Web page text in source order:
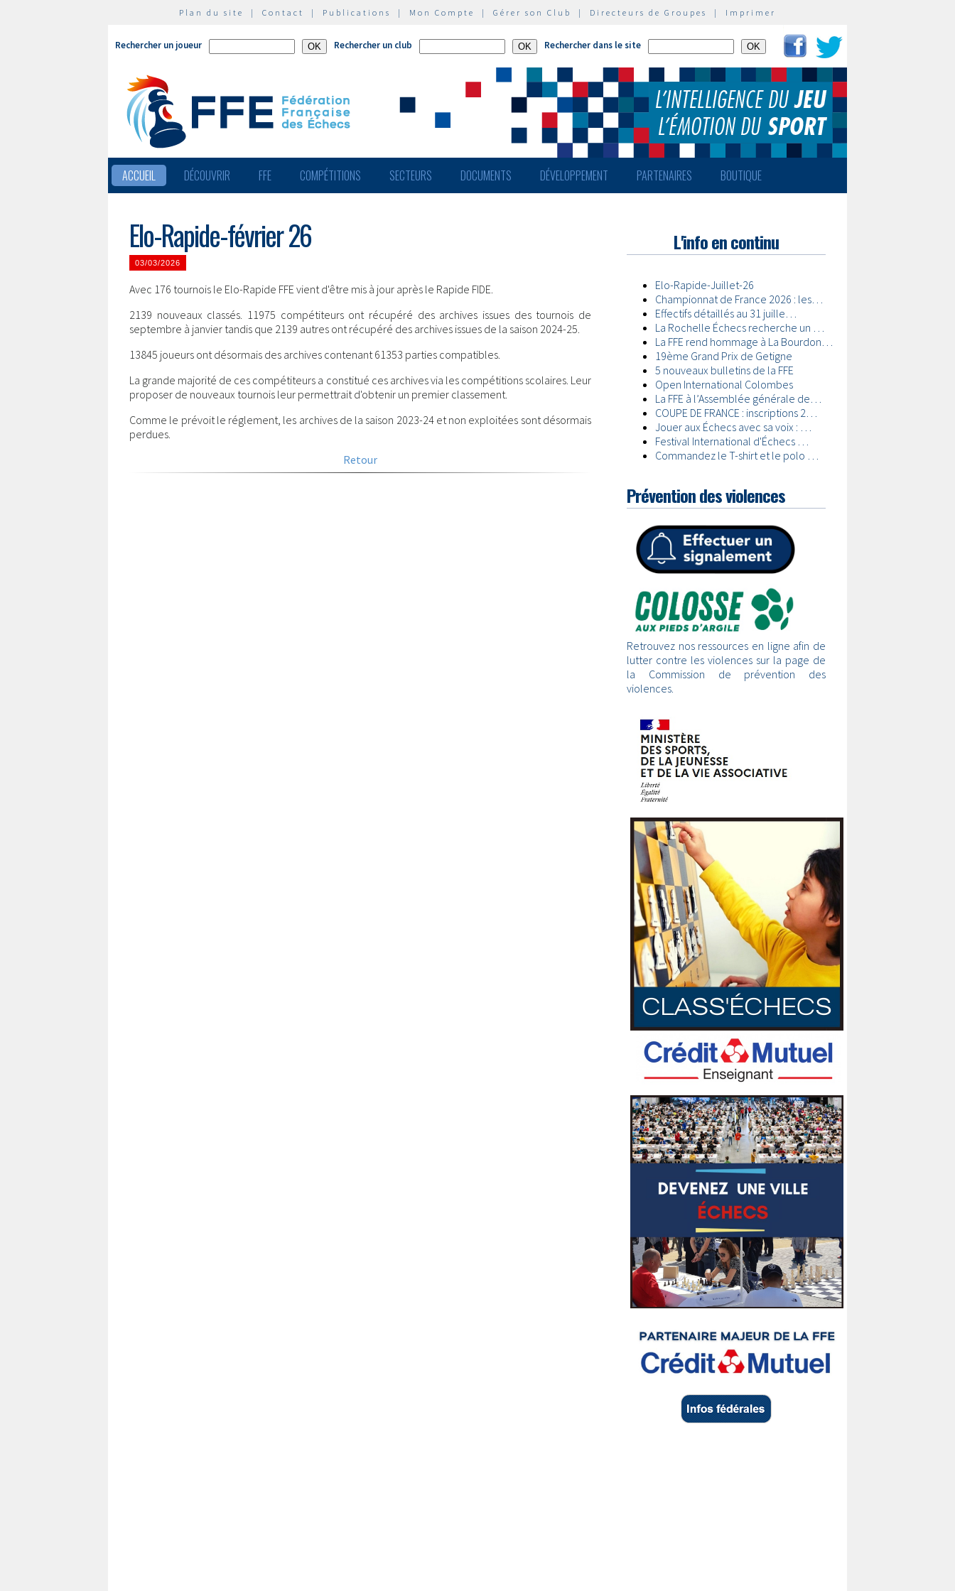
Plan du site | Contact | Publications | Mon Compte | Gérer son Club | Directeurs de Groupes | Imprimer
Rechercher un joueur Rechercher un club Rechercher dans le site
ACCUEIL DÉCOUVRIR FFE COMPÉTITIONS SECTEURS DOCUMENTS DÉVELOPPEMENT PARTENAIRES BOUTIQUE
Elo-Rapide-février 26
03/03/2026
Avec 176 tournois le Elo-Rapide FFE vient d'être mis à jour après le Rapide FIDE.
2139 nouveaux classés. 11975 compétiteurs ont récupéré des archives issues des tournois de
septembre à janvier tandis que 2139 autres ont récupéré des archives issues de la saison 2024-25.
13845 joueurs ont désormais des archives contenant 61353 parties compatibles.
La grande majorité de ces compétiteurs a constitué ces archives via les compétitions scolaires. Leur
proposer de nouveaux tournois leur permettrait d'obtenir un premier classement.
Comme le prévoit le réglement, les archives de la saison 2023-24 et non exploitées sont désormais
perdues.
Retour
L'info en continu
Prévention des violences
Retrouvez nos ressources en ligne afin de
lutter contre les violences sur la page de
la Commission de prévention des
violences.